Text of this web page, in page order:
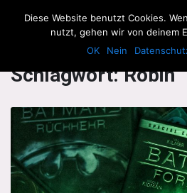
The Howling Men
Schlagwort:Robin
Diese Website benutzt Cookies.
nutzt, gehen wir von deinem
OK
Nein